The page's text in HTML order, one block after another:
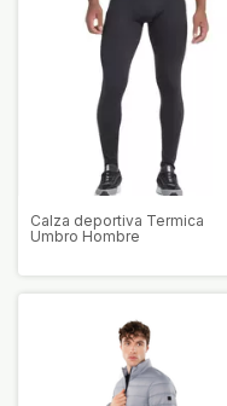
Calza deportiva Termica
Umbro Hombre